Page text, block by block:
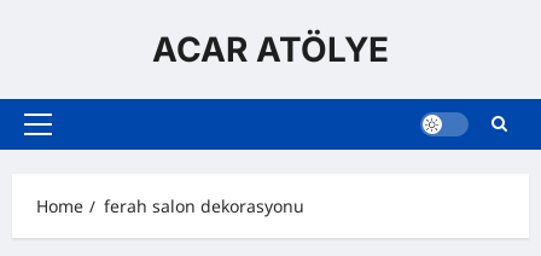
ACAR ATÖLYE
Primary
Home
ferah salon dekorasyonu